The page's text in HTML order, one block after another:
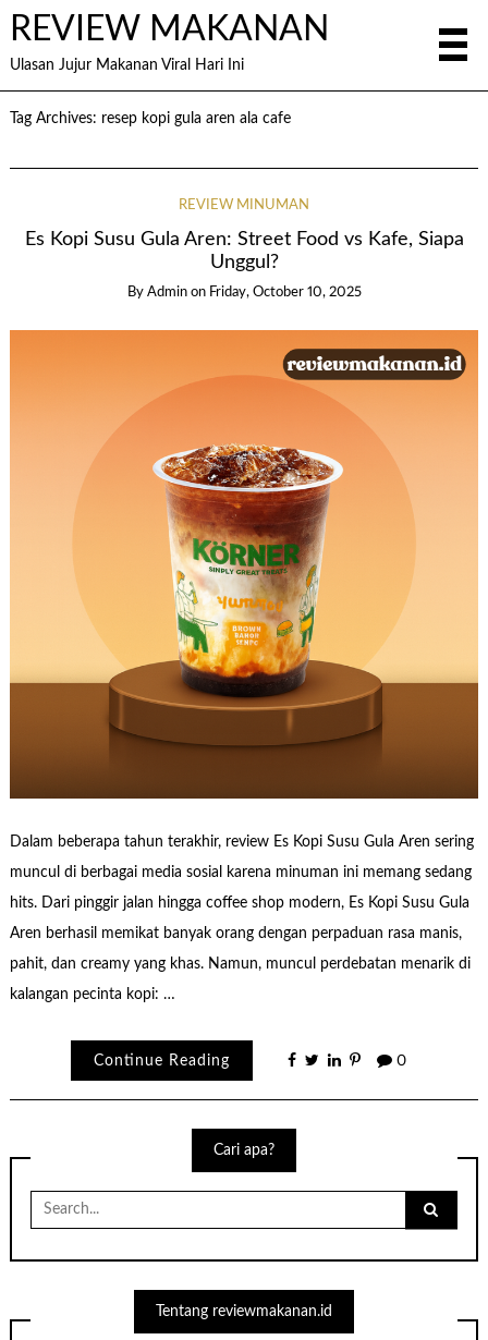
REVIEW MAKANAN
Ulasan Jujur Makanan Viral Hari Ini
Tag Archives: resep kopi gula aren ala cafe
REVIEW MINUMAN
Es Kopi Susu Gula Aren: Street Food vs Kafe, Siapa
Unggul?
By Admin on Friday, October 10, 2025
Dalam beberapa tahun terakhir, review Es Kopi Susu Gula Aren sering
muncul di berbagai media sosial karena minuman ini memang sedang
hits. Dari pinggir jalan hingga coffee shop modern, Es Kopi Susu Gula
Aren berhasil memikat banyak orang dengan perpaduan rasa manis,
pahit, dan creamy yang khas. Namun, muncul perdebatan menarik di
kalangan pecinta kopi: …
Continue Reading 0
Cari apa?
Search
for:
Tentang reviewmakanan.id